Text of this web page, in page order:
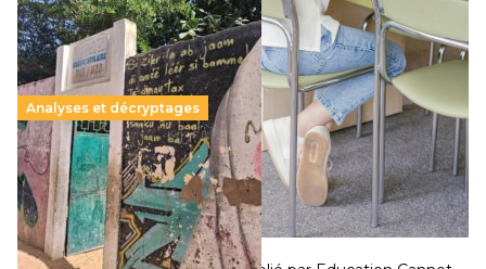
Analyses et décryptages
258 millions d’enfants victimes de la guerre, des
chocs climatiques et des déplacements de
population
11 juillet 2026- National